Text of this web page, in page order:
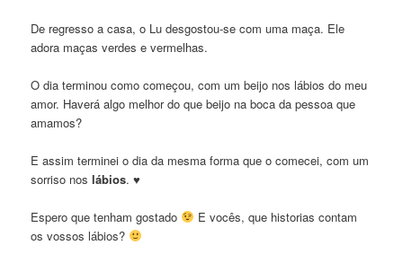
De regresso a casa, o Lu desgostou-se com uma maça. Ele
adora maças verdes e vermelhas.
O dia terminou como começou, com um beijo nos lábios do meu
amor. Haverá algo melhor do que beijo na boca da pessoa que
amamos?
E assim terminei o dia da mesma forma que o comecei, com um
sorriso noslábios. ♥
Espero que tenham gostado
E vocês, que historias contam
os vossos lábios?